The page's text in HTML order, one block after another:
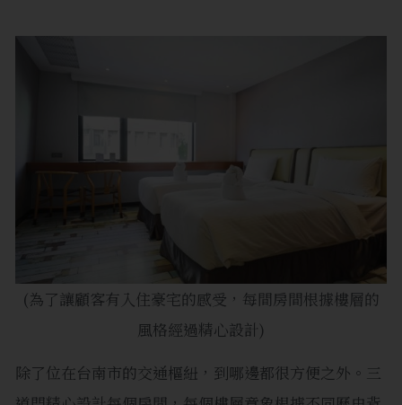
(為了讓顧客有 入住豪宅的感受，每間房間根據樓層的
風格經過精心設計)
除了位在台南市的交通樞紐，到哪邊都很方便之外。三